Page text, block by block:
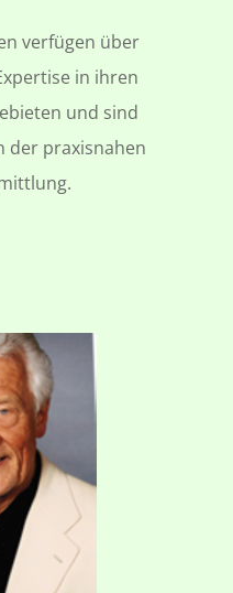
verfügen über
in ihren
und sind
der praxisnahen